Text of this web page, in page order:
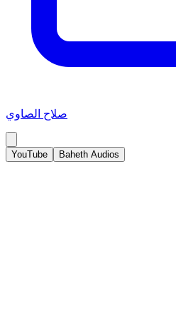
صلاح الصاوي
YouTube Baheth Audios